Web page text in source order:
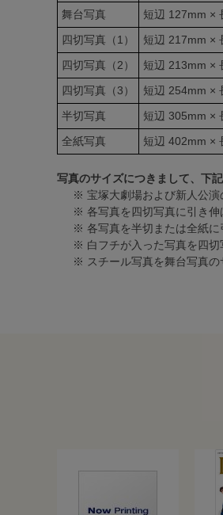
舞台写真
短辺 127mm ×
四切写真（1）
短辺 217mm ×
四切写真（2）
短辺 213mm ×
四切写真（3）
短辺 254mm ×
半切写真
短辺 305mm ×
全紙写真
短辺 402mm ×
写真のサイズにつきまして、下
※ 宝塚大劇場および新人公演
※ 各写真を四切写真に引き伸
※ 各写真を半切または全紙に
※ 白フチが入った写真を四切
※ スチール写真を舞台写真の